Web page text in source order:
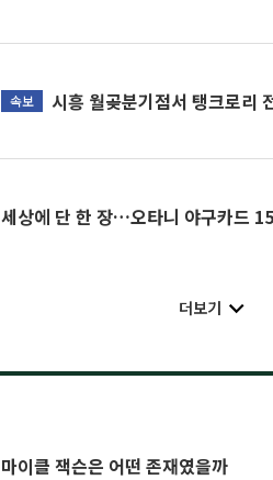
속보 시흥 월곶분기점서 탱크로리
세상에 단 한 장…오타니 야구카드
더보기
마이클 잭슨은 어떤 존재였을까